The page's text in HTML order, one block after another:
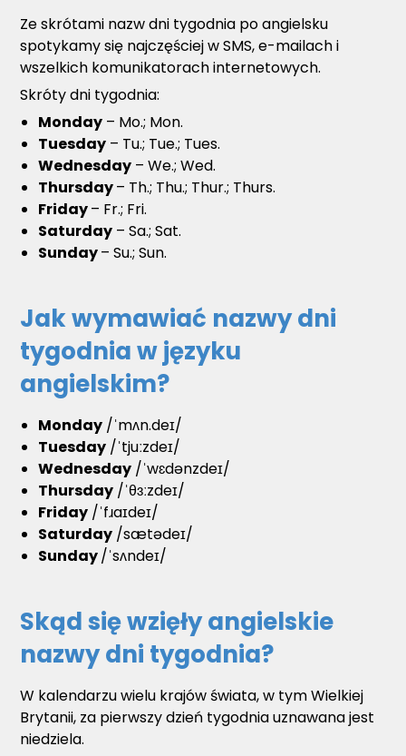
Ze skrótami nazw dni tygodnia po angielsku
spotykamy się najczęściej w SMS, e-mailach i
wszelkich komunikatorach internetowych.
Skróty dni tygodnia:
Monday – Mo.; Mon.
Tuesday – Tu.; Tue.; Tues.
Wednesday – We.; Wed.
Thursday– Th.; Thu.; Thur.; Thurs.
Friday– Fr.; Fri.
Saturday – Sa.; Sat.
Sunday– Su.; Sun.
Jak wymawiać nazwy dni
tygodnia w języku
angielskim?
Monday /ˈmʌn.deɪ/
Tuesday /ˈtjuːzdeɪ/
Wednesday /ˈwɛdənzdeɪ/
Thursday /ˈθɜːzdeɪ/
Friday /ˈfɹaɪdeɪ/
Saturday /sætədeɪ/
Sunday/ˈsʌndeɪ/
Skąd się wzięły angielskie
nazwy dni tygodnia?
W kalendarzu wielu krajów świata, w tym Wielkiej
Brytanii, za pierwszy dzień tygodnia uznawana jest
niedziela.